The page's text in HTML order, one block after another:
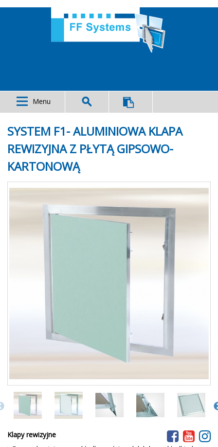
Menu
SYSTEM F1- ALUMINIOWA KLAPA
REWIZYJNA Z PŁYTĄ GIPSOWO-
KARTONOWĄ
Klapy rewizyjne